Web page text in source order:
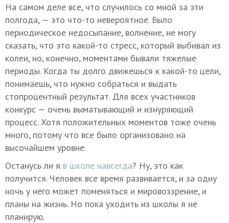
На самом деле все, что случилось со мной за эти
полгода, — это что-то невероятное. Было
периодическое недосыпание, волнение, не могу
сказать, что это какой-то стресс, который выбивал из
колеи, но, конечно, моментами бывали тяжелые
периоды. Когда ты долго движешься к какой-то цели,
понимаешь, что нужно собраться и выдать
стопроцентный результат. Для всех участников
конкурс — очень выматывающий и изнуряющий
процесс. Хотя положительных моментов тоже очень
много, потому что все было организовано на
высочайшем уровне.
Останусь ли я в школе навсегда? Ну, это как
получится. Человек все время развивается, и за одну
ночь у него может поменяться и мировоззрение, и
планы на жизнь. Но пока уходить из школы я не
планирую.